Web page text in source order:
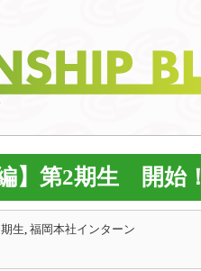
】第2期生 開始！
生, 福岡本社インターン